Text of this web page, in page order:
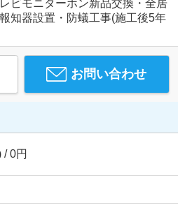
ビモニターホン新品交換・全居
知器設置・防蟻工事(施工後5年
お問い合わせ
/ 0円